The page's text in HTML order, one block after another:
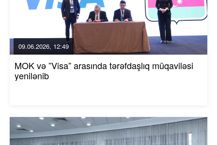
09.06.2026, 12:49
MOK və ”Visa” arasında tərəfdaşlıq müqaviləsi
yenilənib